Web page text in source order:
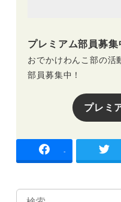
プレミアム部員募集
おでかけわんこ部の活
部員募集中！
プレミ
-
検